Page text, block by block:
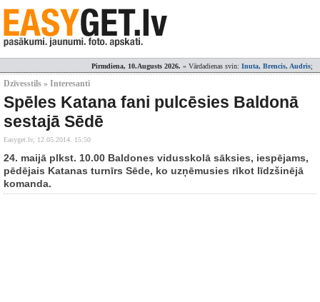
Pirmdiena, 10.Augusts 2026. » Vārdadienas svin: Inuta, Brencis, Audris;
Dzīvesstils » Interesanti
Spēles Katana fani pulcēsies Baldonā
sestajā Sēdē
Easyget.lv, 12.05.2014. 15:50
24. maijā plkst. 10.00 Baldones vidusskolā sāksies, iespējams,
pēdējais Katanas turnīrs Sēde, ko uzņēmusies rīkot līdzšinējā
komanda.